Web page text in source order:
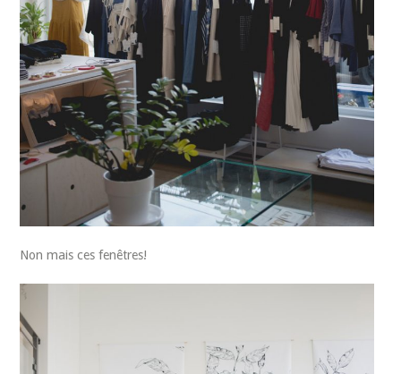
Non mais ces fenêtres!